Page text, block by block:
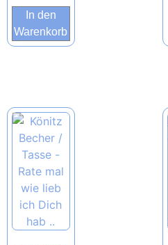
In den
Warenkorb